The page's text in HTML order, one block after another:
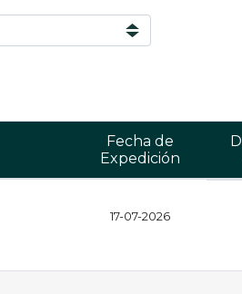
Fecha de
Expedición
17-07-2026